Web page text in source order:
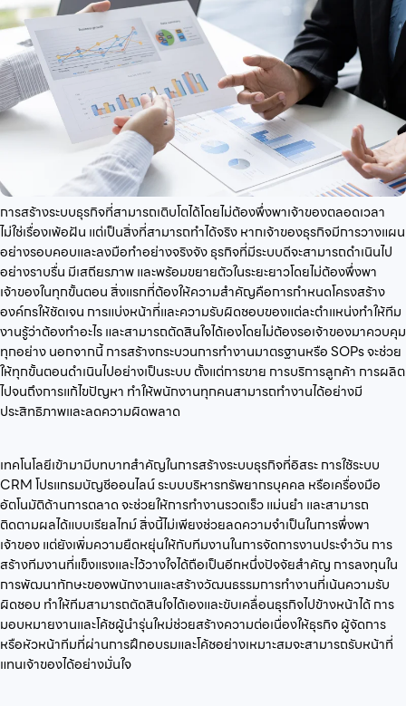
การสร้างระบบธุรกิจที่สามารถเติบโตได้โดยไม่ต้องพึ่งพาเจ้าของตลอดเวลา
ไม่ใช่เรื่องเพ้อฝัน แต่เป็นสิ่งที่สามารถทำได้จริง หากเจ้าของธุรกิจมีการวางแผน
อย่างรอบคอบและลงมือทำอย่างจริงจัง ธุรกิจที่มีระบบดีจะสามารถดำเนินไป
อย่างราบรื่น มีเสถียรภาพ และพร้อมขยายตัวในระยะยาวโดยไม่ต้องพึ่งพา
เจ้าของในทุกขั้นตอน สิ่งแรกที่ต้องให้ความสำคัญคือการกำหนดโครงสร้าง
องค์กรให้ชัดเจน การแบ่งหน้าที่และความรับผิดชอบของแต่ละตำแหน่งทำให้ทีม
งานรู้ว่าต้องทำอะไร และสามารถตัดสินใจได้เองโดยไม่ต้องรอเจ้าของมาควบคุม
ทุกอย่าง นอกจากนี้ การสร้างกระบวนการทำงานมาตรฐานหรือ SOPs จะช่วย
ให้ทุกขั้นตอนดำเนินไปอย่างเป็นระบบ ตั้งแต่การขาย การบริการลูกค้า การผลิต
ไปจนถึงการแก้ไขปัญหา ทำให้พนักงานทุกคนสามารถทำงานได้อย่างมี
ประสิทธิภาพและลดความผิดพลาด
เทคโนโลยีเข้ามามีบทบาทสำคัญในการสร้างระบบธุรกิจที่อิสระ การใช้ระบบ
CRM โปรแกรมบัญชีออนไลน์ ระบบบริหารทรัพยากรบุคคล หรือเครื่องมือ
อัตโนมัติด้านการตลาด จะช่วยให้การทำงานรวดเร็ว แม่นยำ และสามารถ
ติดตามผลได้แบบเรียลไทม์ สิ่งนี้ไม่เพียงช่วยลดความจำเป็นในการพึ่งพา
เจ้าของ แต่ยังเพิ่มความยืดหยุ่นให้กับทีมงานในการจัดการงานประจำวัน การ
สร้างทีมงานที่แข็งแรงและไว้วางใจได้ถือเป็นอีกหนึ่งปัจจัยสำคัญ การลงทุนใน
การพัฒนาทักษะของพนักงานและสร้างวัฒนธรรมการทำงานที่เน้นความรับ
ผิดชอบ ทำให้ทีมสามารถตัดสินใจได้เองและขับเคลื่อนธุรกิจไปข้างหน้าได้ การ
มอบหมายงานและโค้ชผู้นำรุ่นใหม่ช่วยสร้างความต่อเนื่องให้ธุรกิจ ผู้จัดการ
หรือหัวหน้าทีมที่ผ่านการฝึกอบรมและโค้ชอย่างเหมาะสมจะสามารถรับหน้าที่
แทนเจ้าของได้อย่างมั่นใจ